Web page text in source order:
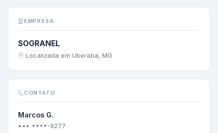
EMPRESA
SOGRANEL
Localizada em Uberaba, MG
CONTATO
Marcos G.
••• ••••-9277